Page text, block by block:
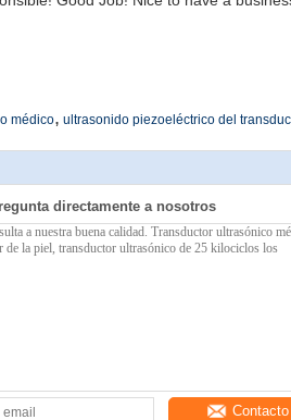
médico, ultrasonido piezoeléctrico del
directamente a nosotros
Contacto